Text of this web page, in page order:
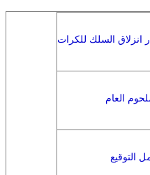
انزلاق السلك للكرات
العام
التوقيع